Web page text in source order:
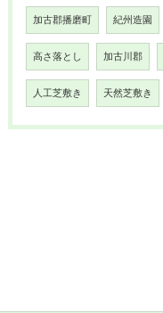
加古郡播磨町 紀州造園
高さ落とし 加古川郡
人工芝敷き 天然芝敷き